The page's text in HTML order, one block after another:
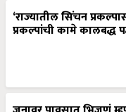
प्रकल्पांची कामे कालबद्ध
जनावर पावसात भिजणं